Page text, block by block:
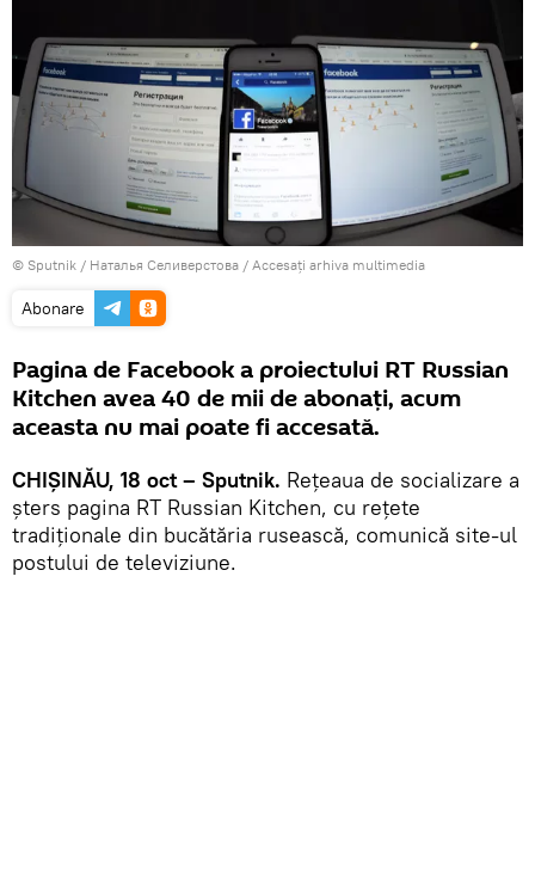
© Sputnik / Наталья Селиверстова / Accesați arhiva multimedia
Abonare
Pagina de Facebook a proiectului RT Russian
Kitchen avea 40 de mii de abonați, acum
aceasta nu mai poate fi accesată.
CHIȘINĂU, 18 oct – Sputnik. Rețeaua de socializare a
șters pagina RT Russian Kitchen, cu rețete
tradiționale din bucătăria rusească, comunică site-ul
postului de televiziune.